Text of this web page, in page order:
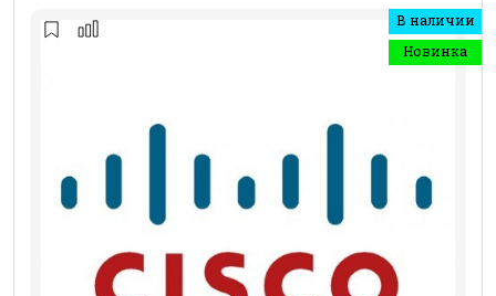
В наличии
Новинка